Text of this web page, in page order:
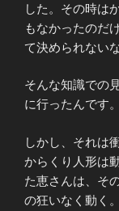
した。その時は
もなかったのだ
て決められない
そんな知識での
に行ったんです。
しかし、それは
からくり人形は
た恵さんは、そ
の狂いなく動く